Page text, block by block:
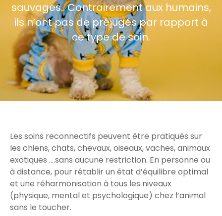
sauvages.. Contrairement aux humains,
ils n’ont pas de préjugés par rapport à
ce type de soin.
Les soins reconnectifs peuvent être pratiqués sur
les chiens, chats, chevaux, oiseaux, vaches, animaux
exotiques ….sans aucune restriction. En personne ou
à distance, pour rétablir un état d’équilibre optimal
et une réharmonisation à tous les niveaux
(physique, mental et psychologique) chez l’animal
sans le toucher.